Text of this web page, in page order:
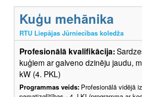
Kuģu mehānika
RTU Liepājas Jūrniecības koledža
Profesionālā kvalifikācija:
kuģiem ar galveno dzinēju jaudu,
kW (4. PKL)
Programmas veids: Profesionālā vidējā